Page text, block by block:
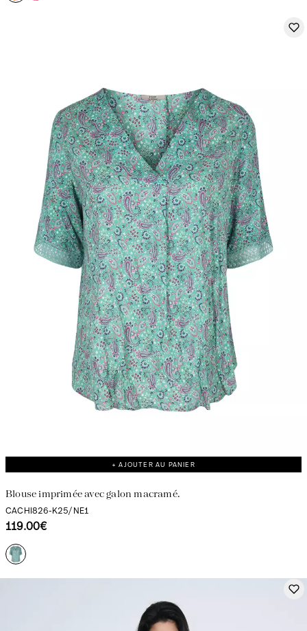
+ AJOUTER AU PANIER
Blouse imprimée avec galon macramé.
CACHI826-K25/NE1
119.00€